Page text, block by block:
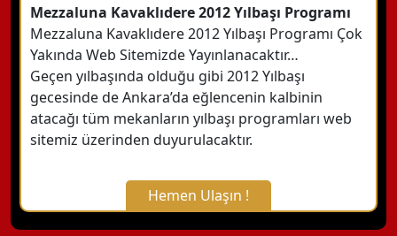
Detaylı Bilgi Alın
Mezzaluna Kavaklıdere 2012 Yılbaşı Programı
Mezzaluna Kavaklıdere 2012 Yılbaşı Programı Çok
Yakında Web Sitemizde Yayınlanacaktır…
Geçen yılbaşında olduğu gibi 2012 Yılbaşı
gecesinde de Ankara’da eğlencenin kalbinin
atacağı tüm mekanların yılbaşı programları web
sitemiz üzerinden duyurulacaktır.
Hemen Ulaşın !
X Kapat